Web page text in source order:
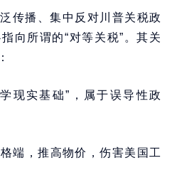
传播、集中反对川普关税政
向所谓的“对等关税”。其关
现实基础”，属于误导性政
端，推高物价，伤害美国工